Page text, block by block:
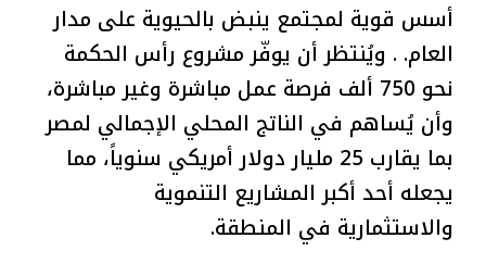
أسس قوية لمجتمع ينبض بالحيوية على مدار
العام. . ويُنتظر أن يوفّر مشروع رأس الحكمة
نحو 750 ألف فرصة عمل مباشرة وغير مباشرة،
وأن يُساهم في الناتج المحلي الإجمالي لمصر
بما يقارب 25 مليار دولار أمريكي سنوياً، مما
يجعله أحد أكبر المشاريع التنموية
والاستثمارية في المنطقة.